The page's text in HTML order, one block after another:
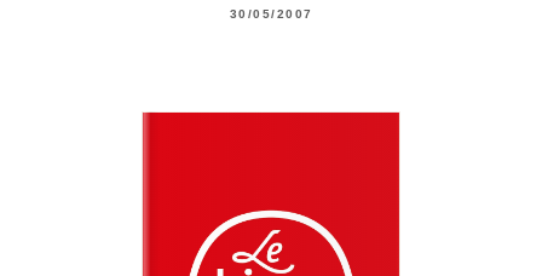
30/05/2007